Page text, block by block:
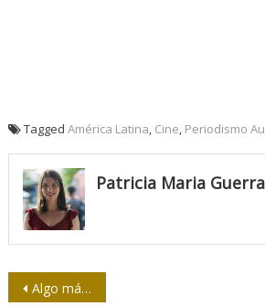
Tagged América Latina, Cine, Periodismo
Patricia Maria
Navegación
Algo más que bustos